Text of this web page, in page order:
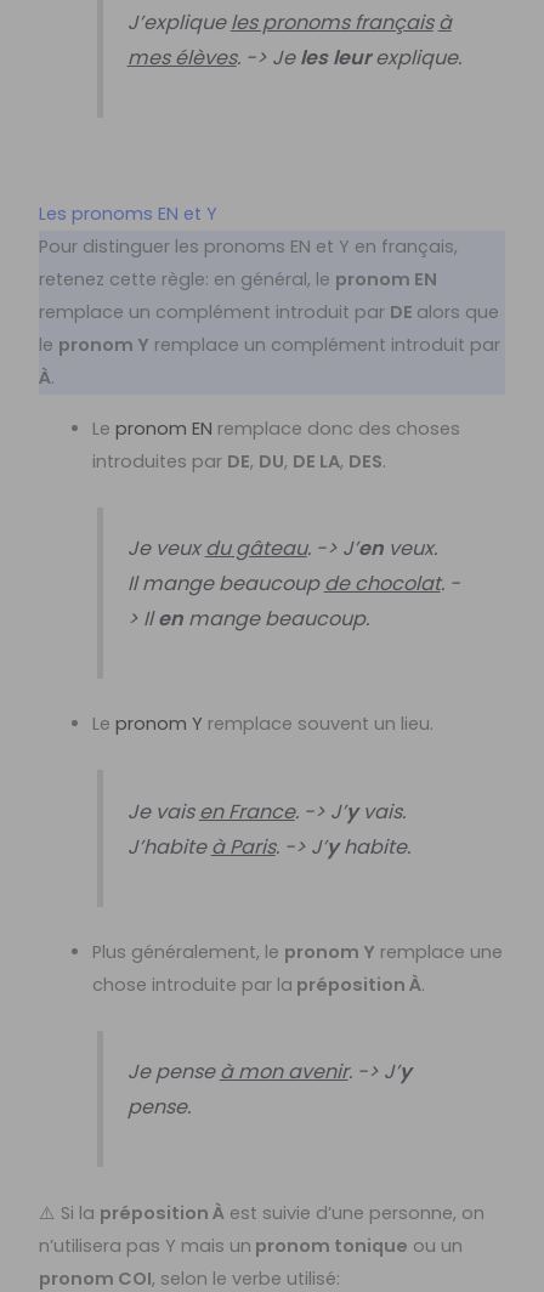
J’expliqueles pronoms français à
mes élèves. -> Jeles leurexplique.
Les pronoms EN et Y
Pour distinguer les pronoms EN et Y en français,
retenez cette règle: en général, le pronom EN
remplace un complément introduit par DE alors que
le pronom Y remplace un complément introduit par
À.
Le pronom EN remplace donc des choses
introduites par DE, DU, DE LA, DES.
Je veuxdu gâteau. -> J’enveux.
Il mange beaucoupde chocolat. -
> Ilenmange beaucoup.
Le pronom Y remplace souvent un lieu.
Je vaisen France. -> J’yvais.
J’habiteà Paris. -> J’yhabite.
Plus généralement, le pronom Y remplace une
chose introduite par la préposition À.
Je penseà mon avenir. -> J’y
pense.
⚠️ Si la préposition À est suivie d’une personne, on
n’utilisera pas Y mais un pronom tonique ou un
pronom COI, selon le verbe utilisé: